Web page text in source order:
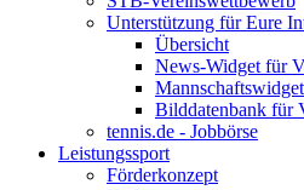
Unterstützung für Eure
Übersicht
News-Widget für
Bilddatenbank für
tennis.de - Jobbörse
Leistungssport
Förderkonzept